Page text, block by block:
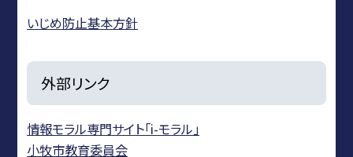
いじめ防止基本方針
外部リンク
情報モラル専門サイト「i-モラル」
小牧市教育委員会